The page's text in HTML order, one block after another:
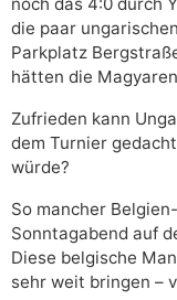
die paar
Parkplatz
hätten die
Zufrieden kann
dem Turnier
würde?
So mancher
Sonntagabend auf
Diese belgische
sehr weit bringen –